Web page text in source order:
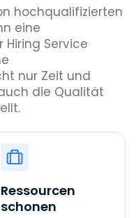
hochqualifizierten
eine
Hiring Service
nur Zeit und
die Qualität
Ressourcen
schonen